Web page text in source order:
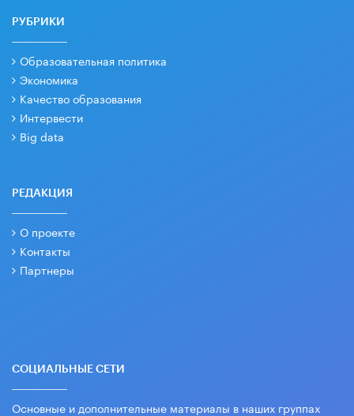
РУБРИКИ
Образовательная политика
Экономика
Качество образования
Интервести
Big data
РЕДАКЦИЯ
О проекте
Контакты
Партнеры
СОЦИАЛЬНЫЕ СЕТИ
Основные и дополнительные материалы в наших группах